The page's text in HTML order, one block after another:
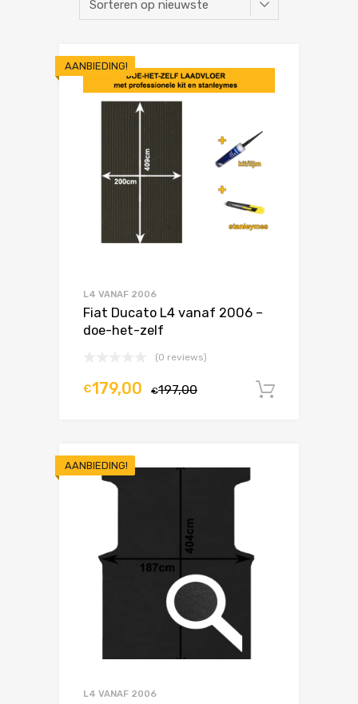
AANBIEDING!
L4 VANAF 2006
Fiat Ducato L4 vanaf 2006 –
doe-het-zelf
(0 reviews)
€197,00
€179,00
AANBIEDING!
L4 VANAF 2006